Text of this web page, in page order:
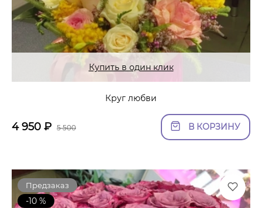
Купить в один клик
Круг любви
4 950 ₽ 5 500 В КОРЗИНУ
Предзаказ
-10 %